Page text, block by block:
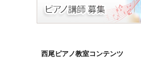
西尾ピアノ教室コンテンツ